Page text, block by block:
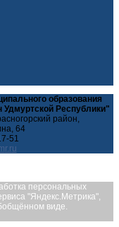
образования
Удмуртской Республики"
район,
64
51
персональных
"Яндекс.Метрика",
виде.